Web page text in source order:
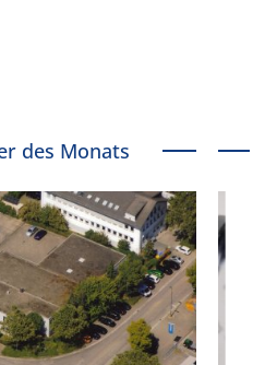
des Monats